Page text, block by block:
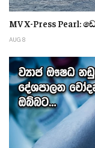
MV X-Press
AUG 8